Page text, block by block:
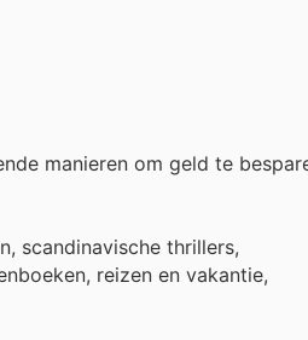
manieren om geld te
scandinavische thrillers,
reizen en vakantie,